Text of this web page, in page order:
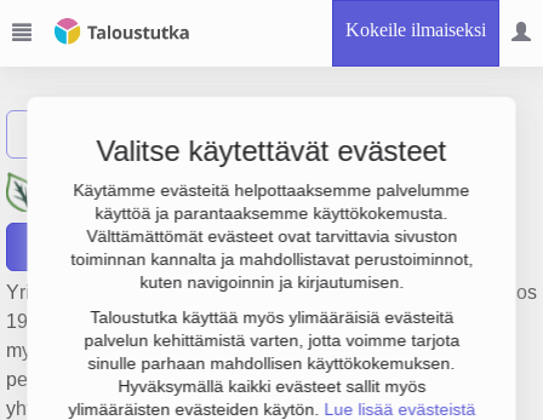
Kokeile ilmaiseksi
Valitse käytettävät evästeet
Käytämme evästeitä helpottaaksemme palvelumme
käyttöä ja parantaaksemme käyttökokemusta.
Välttämättömät evästeet ovat tarvittavia sivuston
toiminnan kannalta ja mahdollistavat perustoiminnot,
kuten navigoinnin ja kirjautumisen.
Taloustutka käyttää myös ylimääräisiä evästeitä
palvelun kehittämistä varten, jotta voimme tarjota
sinulle parhaan mahdollisen käyttökokemuksen.
Hyväksymällä kaikki evästeet sallit myös
ylimääräisten evästeiden käytön. Lue lisää evästeistä
EcoFurn Finland Oy
Raportit
Yrityksen EcoFurn Finland Oy liikevaihto on 1.8 milj. € ja tulos
194 000 €. Sen päätoimiala on Huonekalujen, toimisto- ja
myymäläkalusteiden, mattojen ja valaisimien tukkukauppa,
perustamisvuosi 2008 ja sijainti Järvenpää. Yrityksen
yhtiömuoto Osakeyhtiö (OY).